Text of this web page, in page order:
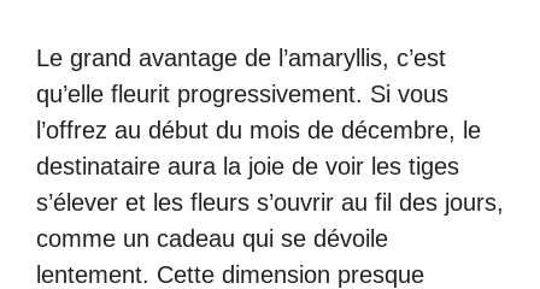
Le grand avantage de l’amaryllis, c’est
qu’elle fleurit progressivement. Si vous
l’offrez au début du mois de décembre, le
destinataire aura la joie de voir les tiges
s’élever et les fleurs s’ouvrir au fil des jours,
comme un cadeau qui se dévoile
lentement. Cette dimension presque